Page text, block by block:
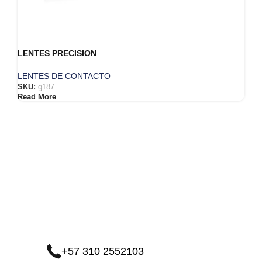
LENTES PRECISION
LENTES DE CONTACTO
SKU: g187
Read More
+57 310 2552103